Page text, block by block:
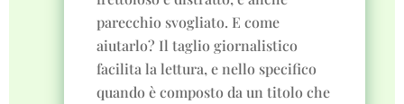
parecchio svogliato. E come
aiutarlo? Il taglio giornalistico
facilita la lettura, e nello specifico
quando è composto da un titolo che